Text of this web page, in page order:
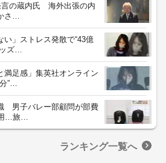
言の蔵内氏 海外出張の内
さ…
い」ストレス発散で“43億
ズ…
満足感」集英社オンライン
”…
男子バレー部顧問が部費
…旅…
ランキング一覧へ